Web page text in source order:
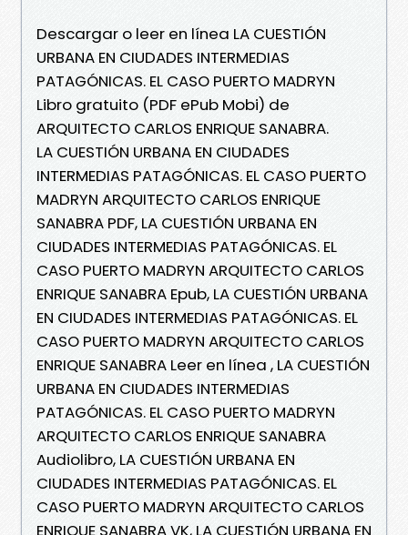
Descargar o leer en línea LA CUESTIÓN
URBANA EN CIUDADES INTERMEDIAS
PATAGÓNICAS. EL CASO PUERTO MADRYN
Libro gratuito (PDF ePub Mobi) de
ARQUITECTO CARLOS ENRIQUE SANABRA.
LA CUESTIÓN URBANA EN CIUDADES
INTERMEDIAS PATAGÓNICAS. EL CASO PUERTO
MADRYN ARQUITECTO CARLOS ENRIQUE
SANABRA PDF, LA CUESTIÓN URBANA EN
CIUDADES INTERMEDIAS PATAGÓNICAS. EL
CASO PUERTO MADRYN ARQUITECTO CARLOS
ENRIQUE SANABRA Epub, LA CUESTIÓN URBANA
EN CIUDADES INTERMEDIAS PATAGÓNICAS. EL
CASO PUERTO MADRYN ARQUITECTO CARLOS
ENRIQUE SANABRA Leer en línea , LA CUESTIÓN
URBANA EN CIUDADES INTERMEDIAS
PATAGÓNICAS. EL CASO PUERTO MADRYN
ARQUITECTO CARLOS ENRIQUE SANABRA
Audiolibro, LA CUESTIÓN URBANA EN
CIUDADES INTERMEDIAS PATAGÓNICAS. EL
CASO PUERTO MADRYN ARQUITECTO CARLOS
ENRIQUE SANABRA VK, LA CUESTIÓN URBANA EN